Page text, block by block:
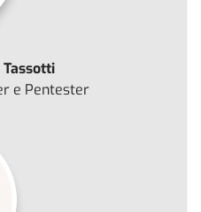
e Pentester